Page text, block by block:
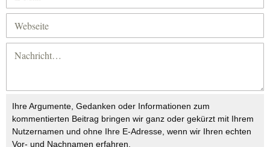
Ihre Argumente, Gedanken oder Informationen zum
kommentierten Beitrag bringen wir ganz oder gekürzt mit Ihrem
Nutzernamen und ohne Ihre E-Adresse, wenn wir Ihren echten
Vor- und Nachnamen erfahren.